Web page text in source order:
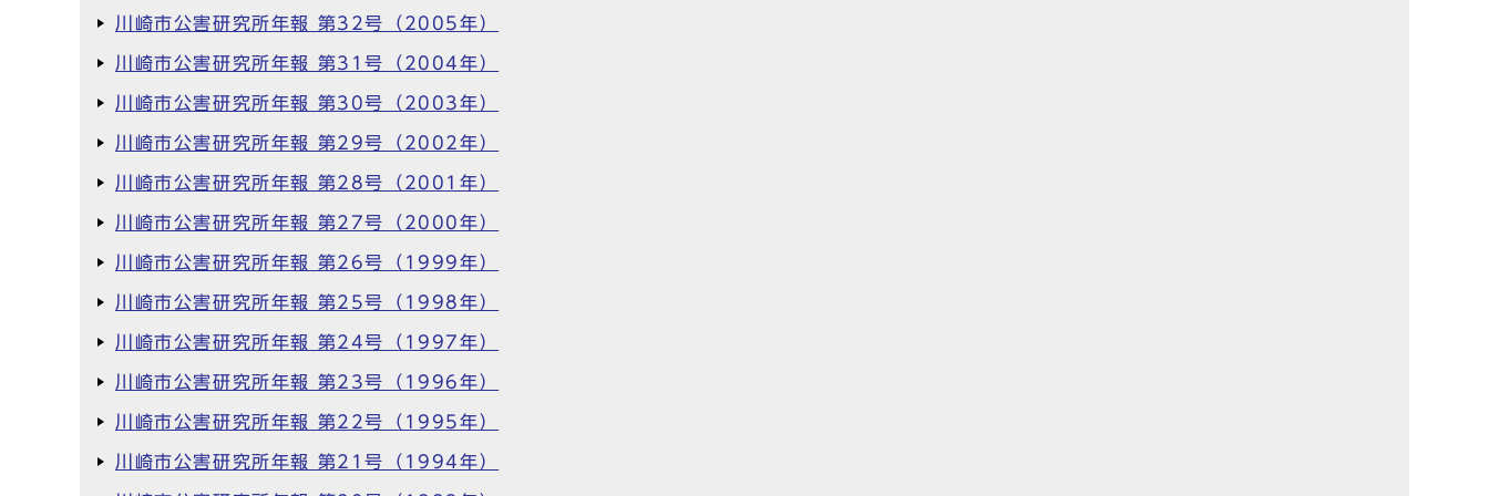
川崎市公害研究所年報 第32号（2005年）
川崎市公害研究所年報 第31号（2004年）
川崎市公害研究所年報 第30号（2003年）
川崎市公害研究所年報 第29号（2002年）
川崎市公害研究所年報 第28号（2001年）
川崎市公害研究所年報 第27号（2000年）
川崎市公害研究所年報 第26号（1999年）
川崎市公害研究所年報 第25号（1998年）
川崎市公害研究所年報 第24号（1997年）
川崎市公害研究所年報 第23号（1996年）
川崎市公害研究所年報 第22号（1995年）
川崎市公害研究所年報 第21号（1994年）